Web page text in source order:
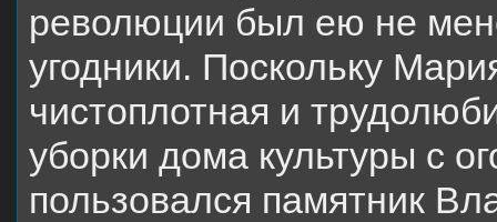
революции был ею не
угодники. Поскольку
чистоплотная и
уборки дома культуры с
пользовался памятник